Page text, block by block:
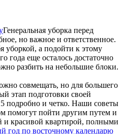
Генеральная уборка перед
но важное и ответственное.
уборкой, а подойти к этому
года еще осталось достаточно
разбить на небольшие блоки.
совмещать, но для большего
этап подготовки своей
подробно и четко. Наши советы
помогут пойти другим путем и
и красивой квартирой, полными
год по восточному календарю